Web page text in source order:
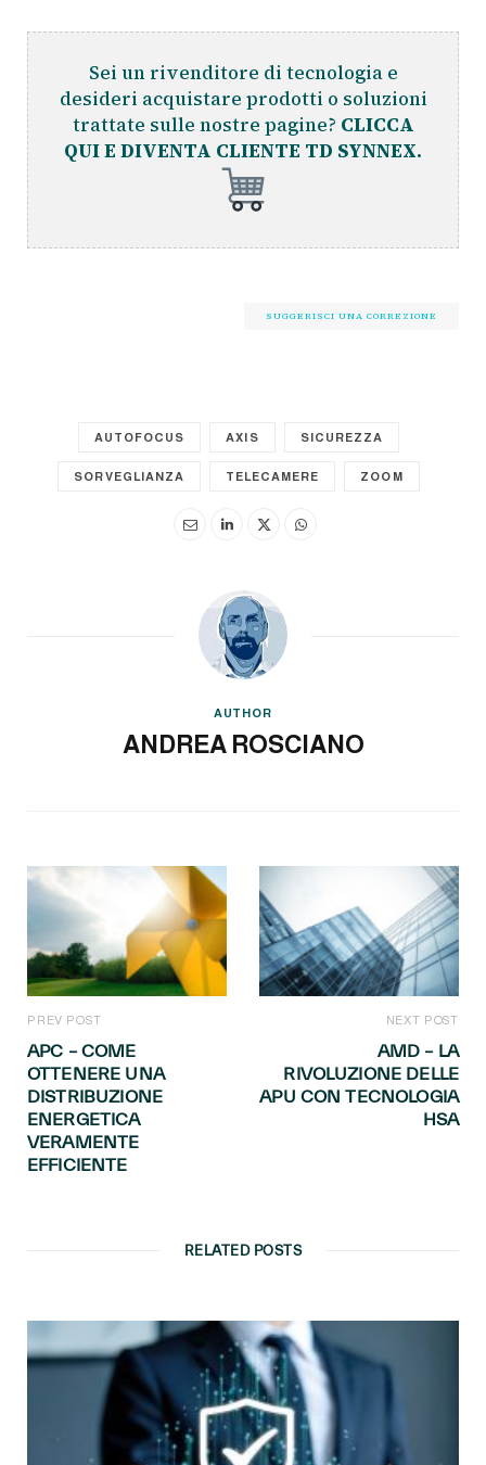
Sei un rivenditore di tecnologia e
desideri acquistare prodotti o soluzioni
trattate sulle nostre pagine? CLICCA
QUI E DIVENTA CLIENTE TD SYNNEX.
SUGGERISCI UNA CORREZIONE
AUTOFOCUS AXIS SICUREZZA
SORVEGLIANZA TELECAMERE ZOOM
AUTHOR
ANDREA ROSCIANO
PREV POST
APC – COME
OTTENERE UNA
DISTRIBUZIONE
ENERGETICA
VERAMENTE
EFFICIENTE
NEXT POST
AMD – LA
RIVOLUZIONE DELLE
APU CON TECNOLOGIA
HSA
RELATED POSTS